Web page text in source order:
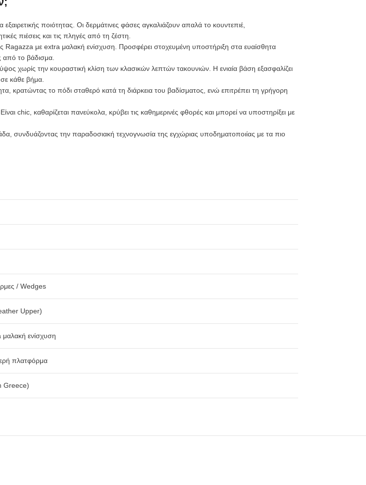
ποιότητας. Οι δερμάτινες φάσες αγκαλιάζουν απαλά το κουντεπιέ,
πιέσεις και τις πληγές από τη ζέστη.
Ragazza με extra μαλακή ενίσχυση. Προσφέρει στοχευμένη υποστήριξη στα ευαίσθητα
από το βάδισμα.
χωρίς την κουραστική κλίση των κλασικών λεπτών τακουνιών. Η ενιαία βάση εξασφαλίζει
κάθε βήμα.
κρατώντας το πόδι σταθερό κατά τη διάρκεια του βαδίσματος, ενώ επιτρέπει τη γρήγορη
chic, καθαρίζεται πανεύκολα, κρύβει τις καθημερινές φθορές και μπορεί να υποστηρίξει με
συνδυάζοντας την παραδοσιακή τεχνογνωσία της εγχώριας υποδηματοποιίας με τα πιο
/ Wedges
Upper)
μαλακή ενίσχυση
πλατφόρμα
Greece)